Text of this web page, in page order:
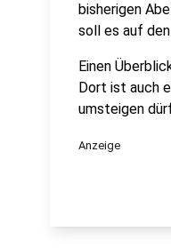
bisherigen
soll es auf
Einen
Dort ist auch
umsteigen
Anzeige